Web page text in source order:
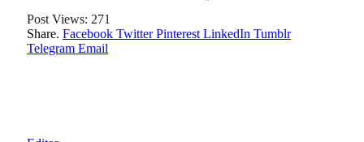
Post Views: 271
Share. Facebook Twitter Pinterest LinkedIn Tumblr
Telegram Email